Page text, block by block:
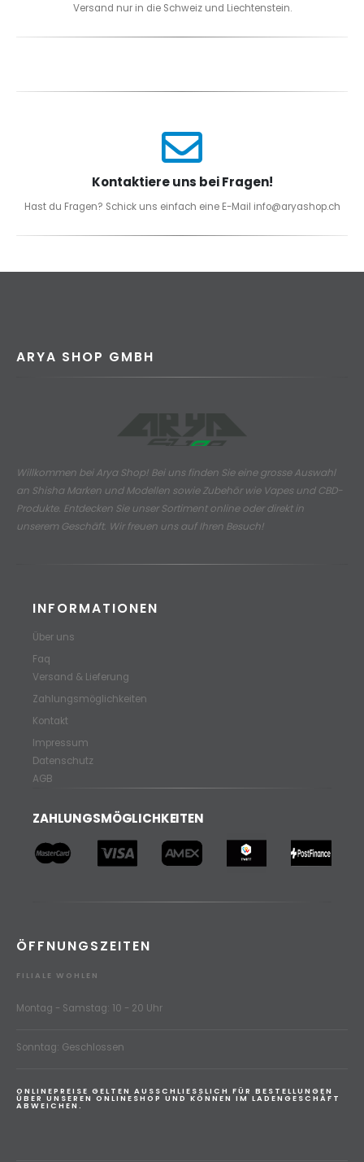
Versand nur in die Schweiz und Liechtenstein.
Kontaktiere uns bei Fragen!
Hast du Fragen? Schick uns einfach eine E-Mail info@aryashop.ch
ARYA SHOP GMBH
Willkommen bei Arya Shop! Bei uns finden Sie eine grosse Auswahl
an Shisha Marken und Modellen sowie Zubehör wie Vapes und CBD-
Produkte. Entdecken Sie unser Sortiment online oder direkt in
unserem Geschäft. Wir freuen uns auf Ihren Besuch!
INFORMATIONEN
Über uns
Faq
Versand & Lieferung
Zahlungsmöglichkeiten
Kontakt
Impressum
Datenschutz
AGB
ZAHLUNGSMÖGLICHKEITEN
ÖFFNUNGSZEITEN
FILIALE WOHLEN
Montag - Samstag: 10 - 20 Uhr
Sonntag: Geschlossen
ONLINEPREISE GELTEN AUSSCHLIESSLICH FÜR BESTELLUNGEN
ÜBER UNSEREN ONLINESHOP UND KÖNNEN IM LADENGESCHÄFT
ABWEICHEN.